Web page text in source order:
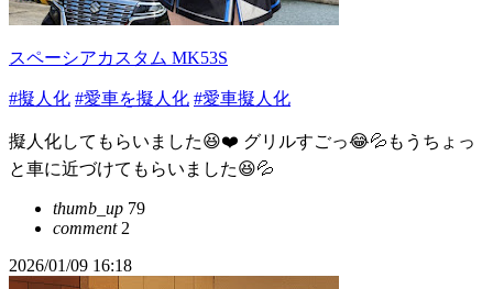
スペーシアカスタム MK53S
#擬人化 #愛車を擬人化 #愛車擬人化
擬人化してもらいました😆❤️ グリルすごっ😂💦もうちょっ
と車に近づけてもらいました😆💦
thumb_up 79
comment2
2026/01/09 16:18